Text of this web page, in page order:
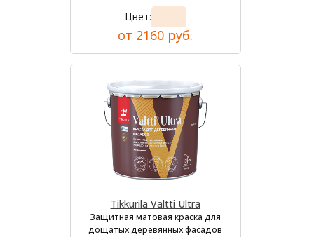
Цвет:
от 2160 руб.
Tikkurila Valtti Ultra
Защитная матовая краска для
дощатых деревянных фасадов